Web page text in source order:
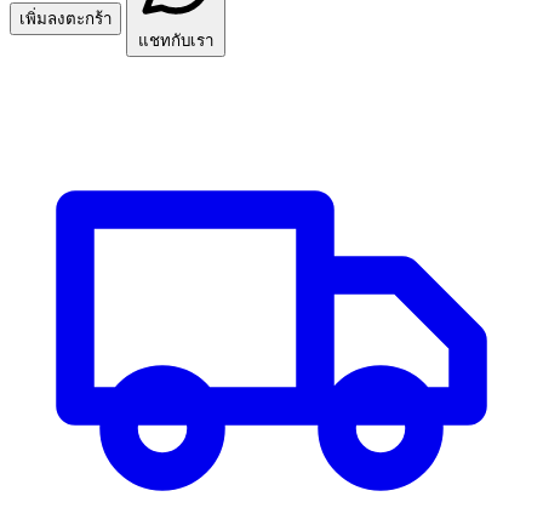
เพิ่มลงตะกร้า
แชทกับเรา